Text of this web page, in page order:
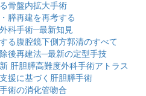
骨盤内拡大手術
膵再建を再考する
科手術─最新知見
る腹腔鏡下側方郭清のすべて
後再建法─最新の定型手技
肝胆膵高難度外科手術アトラス
援に基づく肝胆膵手術
術の消化管吻合